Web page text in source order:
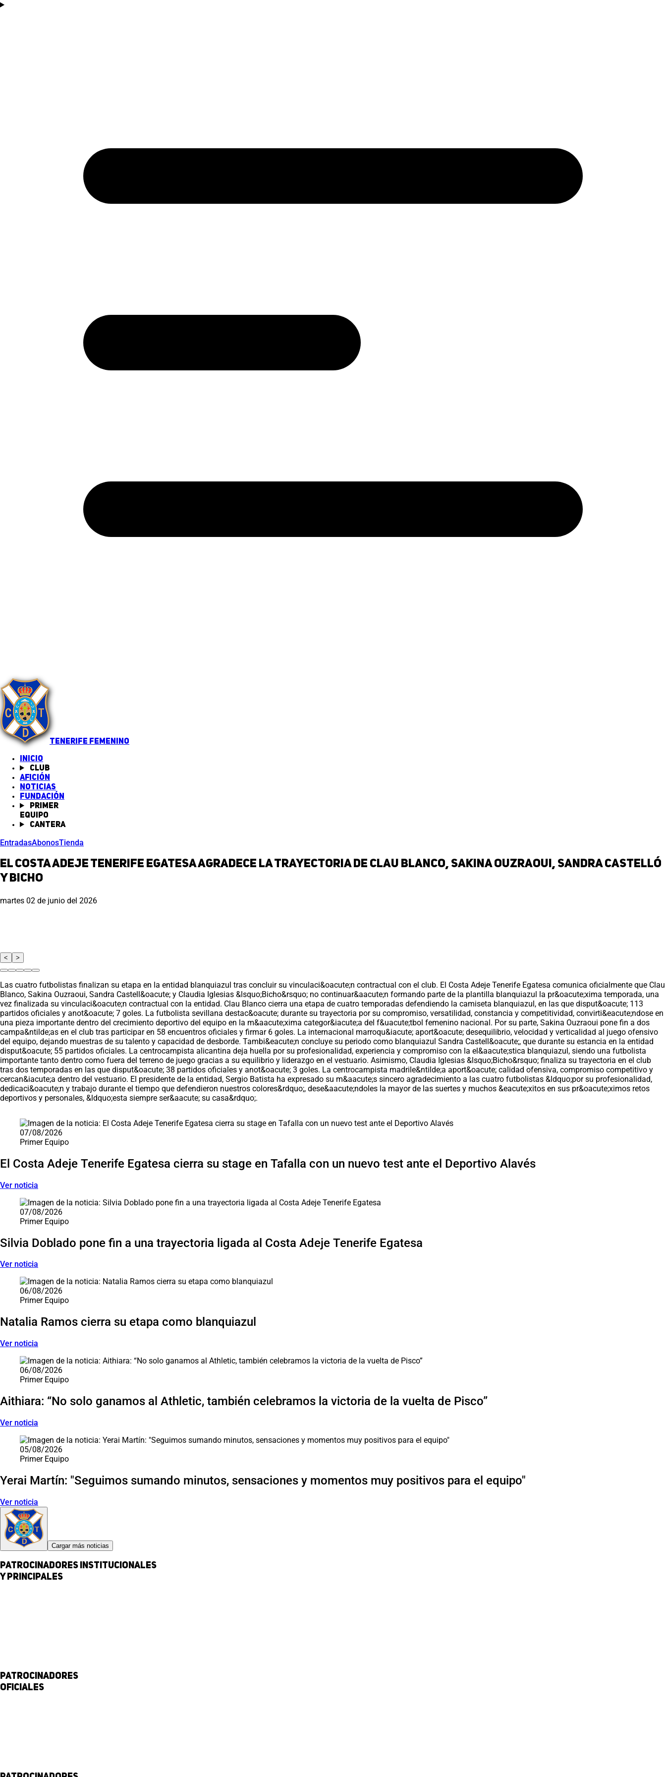
TENERIFE FEMENINO
INICIO
Club
Afición
Noticias
Fundación
Primer
equipo
Cantera
EntradasAbonosTienda
El Costa Adeje Tenerife Egatesa agradece la trayectoria de Clau Blanco, Sakina Ouzraoui, Sandra Castelló
y Bicho
martes 02 de junio del 2026
< >
Las cuatro futbolistas finalizan su etapa en la entidad blanquiazul tras concluir su vinculaci&oacute;n contractual con el club. El Costa Adeje Tenerife Egatesa comunica oficialmente que Clau
Blanco, Sakina Ouzraoui, Sandra Castell&oacute; y Claudia Iglesias &lsquo;Bicho&rsquo; no continuar&aacute;n formando parte de la plantilla blanquiazul la pr&oacute;xima temporada, una
vez finalizada su vinculaci&oacute;n contractual con la entidad. Clau Blanco cierra una etapa de cuatro temporadas defendiendo la camiseta blanquiazul, en las que disput&oacute; 113
partidos oficiales y anot&oacute; 7 goles. La futbolista sevillana destac&oacute; durante su trayectoria por su compromiso, versatilidad, constancia y competitividad, convirti&eacute;ndose en
una pieza importante dentro del crecimiento deportivo del equipo en la m&aacute;xima categor&iacute;a del f&uacute;tbol femenino nacional. Por su parte, Sakina Ouzraoui pone fin a dos
campa&ntilde;as en el club tras participar en 58 encuentros oficiales y firmar 6 goles. La internacional marroqu&iacute; aport&oacute; desequilibrio, velocidad y verticalidad al juego ofensivo
del equipo, dejando muestras de su talento y capacidad de desborde. Tambi&eacute;n concluye su periodo como blanquiazul Sandra Castell&oacute;, que durante su estancia en la entidad
disput&oacute; 55 partidos oficiales. La centrocampista alicantina deja huella por su profesionalidad, experiencia y compromiso con la el&aacute;stica blanquiazul, siendo una futbolista
importante tanto dentro como fuera del terreno de juego gracias a su equilibrio y liderazgo en el vestuario. Asimismo, Claudia Iglesias &lsquo;Bicho&rsquo; finaliza su trayectoria en el club
tras dos temporadas en las que disput&oacute; 38 partidos oficiales y anot&oacute; 3 goles. La centrocampista madrile&ntilde;a aport&oacute; calidad ofensiva, compromiso competitivo y
cercan&iacute;a dentro del vestuario. El presidente de la entidad, Sergio Batista ha expresado su m&aacute;s sincero agradecimiento a las cuatro futbolistas &ldquo;por su profesionalidad,
dedicaci&oacute;n y trabajo durante el tiempo que defendieron nuestros colores&rdquo;, dese&aacute;ndoles la mayor de las suertes y muchos &eacute;xitos en sus pr&oacute;ximos retos
deportivos y personales, &ldquo;esta siempre ser&aacute; su casa&rdquo;.
07/08/2026
Primer Equipo
El Costa Adeje Tenerife Egatesa cierra su stage en Tafalla con un nuevo test ante el Deportivo Alavés
Ver noticia
07/08/2026
Primer Equipo
Silvia Doblado pone fin a una trayectoria ligada al Costa Adeje Tenerife Egatesa
Ver noticia
06/08/2026
Primer Equipo
Natalia Ramos cierra su etapa como blanquiazul
Ver noticia
06/08/2026
Primer Equipo
Aithiara: “No solo ganamos al Athletic, también celebramos la victoria de la vuelta de Pisco”
Ver noticia
05/08/2026
Primer Equipo
Yerai Martín: "Seguimos sumando minutos, sensaciones y momentos muy positivos para el equipo"
Ver noticia
Cargar más noticias
Patrocinadores institucionales
y principales
Patrocinadores
Oficiales